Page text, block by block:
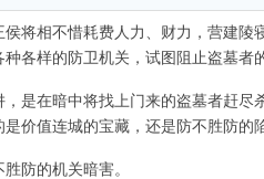
将相不惜耗费人力、财力，营建陵
各样的防卫机关，试图阻止盗墓者
是在暗中将找上门来的盗墓者赶尽
价值连城的宝藏，还是防不胜防的
防的机关暗害。